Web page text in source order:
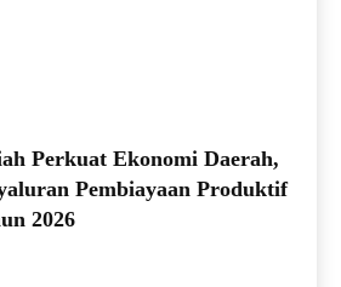
Perkuat Ekonomi Daerah,
Pembiayaan Produktif
2026